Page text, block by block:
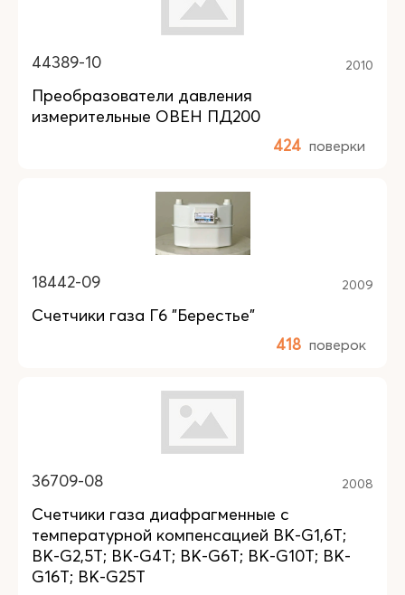
44389-10 2010
Преобразователи давления
измерительные ОВЕН ПД200
424 поверки
18442-09 2009
Счетчики газа Г6 "Берестье"
418 поверок
36709-08 2008
Счетчики газа диафрагменные с
температурной компенсацией BK-G1,6T;
BK-G2,5T; BK-G4T; BK-G6T; BK-G10T; BK-
G16T; BK-G25T